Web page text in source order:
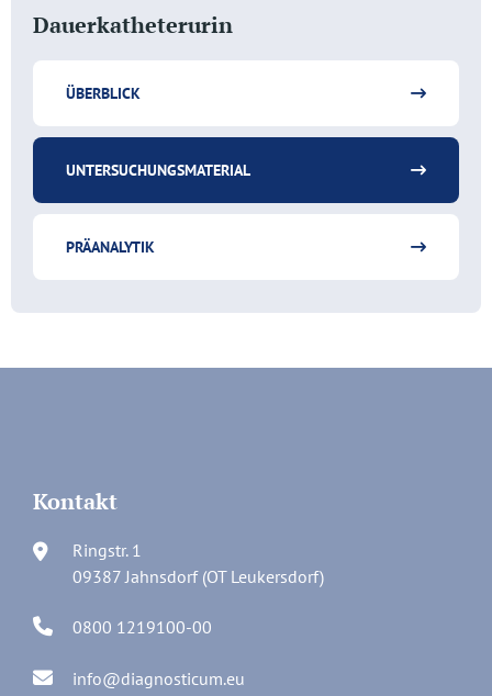
Dauerkatheterurin
ÜBERBLICK
UNTERSUCHUNGSMATERIAL
PRÄANALYTIK
Kontakt
Ringstr. 1
09387 Jahnsdorf (OT Leukersdorf)
0800 1219100-00
info@diagnosticum.eu